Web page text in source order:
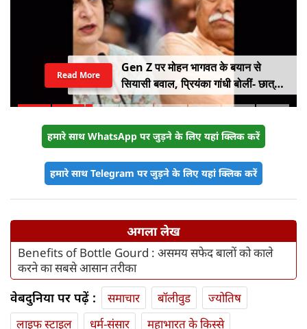
Gen Z पर मोहन भागवत के बयान से
सियासी बवाल, प्रियंका गांधी बोलीं- छात्रों
को किसी सर्टिफिकेट की जरूरत नहीं
Read More
हमारे साथ WhatsApp पर जुड़ने के लिए यहां क्लिक करें
हमारे साथ Telegram पर जुड़ने के लिए यहां क्लिक करें
अगला लेख
Benefits of Bottle Gourd : असमय सफेद बालों को काले
करने का सबसे आसान तरीका
वेबदुनिया पर पढ़ें : समाचार बॉलीवुड
ज्योतिष
लाइफ स्‍टाइल
धर्म-संसार
महाभारत के किस्से